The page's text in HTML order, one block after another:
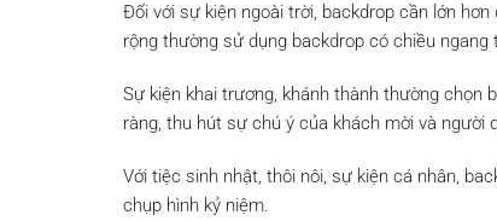
Đối với sự kiện ngoài trời, backdrop cần lớn
rộng thường sử dụng backdrop có chiều
Sự kiện khai trương, khánh thành thường chọn
ràng, thu hút sự chú ý của khách mời và người
Với tiệc sinh nhật, thôi nôi, sự kiện cá nhân,
chụp hình kỷ niệm.